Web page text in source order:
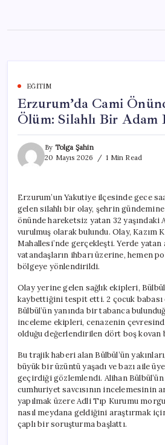
content
EĞITIM
Erzurum’da Cami
Ölüm: Silahlı Bir Adam
By Tolga Şahin
20 Mayıs 2026
1 Min Read
Erzurum’un Yakutiye ilçesinde gece
gelen silahlı bir olay, şehrin
önünde hareketsiz yatan 32 yaşındaki
vurulmuş olarak bulundu. Olay, Kazım
Mahallesi’nde gerçekleşti. Yerde yatan
vatandaşların ihbarı üzerine, hemen
bölgeye yönlendirildi.
Olay yerine gelen sağlık ekipleri,
kaybettiğini tespit etti. 2 çocuk babası
Bülbül’ün yanında bir tabanca
inceleme ekipleri, cenazenin
olduğu değerlendirilen dört boş kovan
Bu trajik haberi alan Bülbül’ün
büyük bir üzüntü yaşadı ve bazı aile
geçirdiği gözlemlendi. Alihan
cumhuriyet savcısının incelemesinin
yapılmak üzere Adli Tıp Kurumu
nasıl meydana geldiğini araştırmak
çaplı bir soruşturma başlattı.